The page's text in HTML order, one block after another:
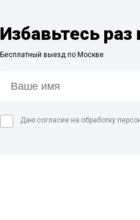
Избавьтесь раз
Бесплатный выезд по Москве
Даю согласие на обработку